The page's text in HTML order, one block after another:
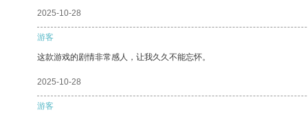
2025-10-28
游客
这款游戏的剧情非常感人，让我久久不能忘怀。
2025-10-28
游客